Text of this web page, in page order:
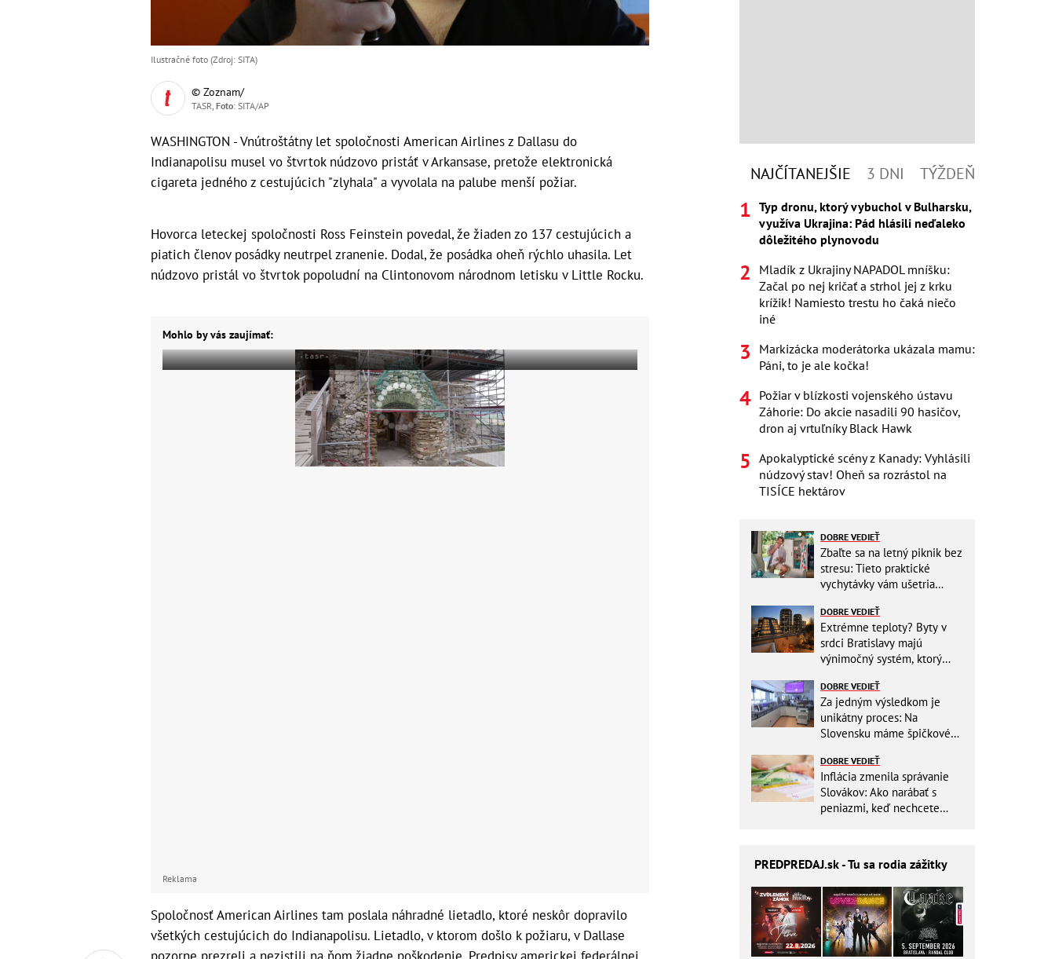
Ilustračné foto (Zdroj: SITA)
© Zoznam/
TASR, Foto: SITA/AP
WASHINGTON - Vnútroštátny let spoločnosti American Airlines z Dallasu do
Indianapolisu musel vo štvrtok núdzovo pristáť v Arkansase, pretože elektronická
cigareta jedného z cestujúcich "zlyhala" a vyvolala na palube menší požiar.
Hovorca leteckej spoločnosti Ross Feinstein povedal, že žiaden zo 137 cestujúcich a
piatich členov posádky neutrpel zranenie. Dodal, že posádka oheň rýchlo uhasila. Let
núdzovo pristál vo štvrtok popoludní na Clintonovom národnom letisku v Little Rocku.
Mohlo by vás zaujímať:
Reklama
Spoločnosť American Airlines tam poslala náhradné lietadlo, ktoré neskôr dopravilo
všetkých cestujúcich do Indianapolisu. Lietadlo, v ktorom došlo k požiaru, v Dallase
NAJČÍTANEJŠIE 3 DNI TÝŽDEŇ
Typ dronu, ktorý vybuchol v Bulharsku,
využíva Ukrajina: Pád hlásili neďaleko
dôležitého plynovodu
Mladík z Ukrajiny NAPADOL mníšku:
Začal po nej kričať a strhol jej z krku
krížik! Namiesto trestu ho čaká niečo
iné
Markizácka moderátorka ukázala mamu:
Páni, to je ale kočka!
Požiar v blízkosti vojenského ústavu
Záhorie: Do akcie nasadili 90 hasičov,
dron aj vrtuľníky Black Hawk
Apokalyptické scény z Kanady: Vyhlásili
núdzový stav! Oheň sa rozrástol na
TISÍCE hektárov
DOBRE VEDIEŤ
Zbaľte sa na letný piknik bez
stresu: Tieto praktické
vychytávky vám ušetria
DOBRE VEDIEŤ
Extrémne teploty? Byty v
srdci Bratislavy majú
výnimočný systém, ktorý
DOBRE VEDIEŤ
Za jedným výsledkom je
unikátny proces: Na
Slovensku máme špičkové
DOBRE VEDIEŤ
Inflácia zmenila správanie
Slovákov: Ako narábať s
peniazmi, keď nechcete
PREDPREDAJ.sk - Tu sa rodia zážitky